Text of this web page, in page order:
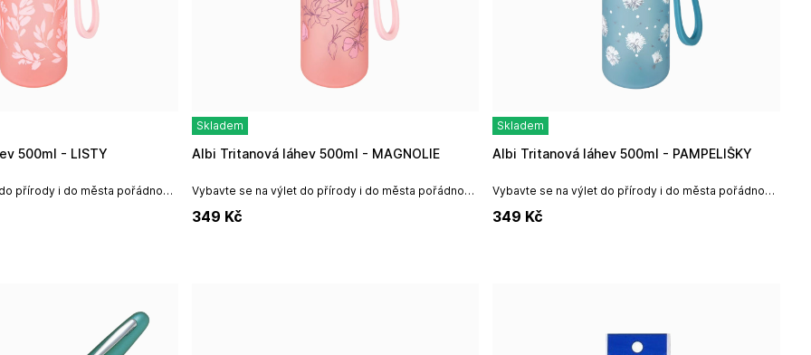
přírody i do města pořádnou
500ml - LISTY
Skladem
Vybavte se na výlet do přírody i do města pořádnou
si oblíbí dítě i...
Albi Tritanová láhev 500ml - MAGNOLIE
349 Kč
Skladem
Vybavte se na výlet do přírody i do města pořádnou
si oblíbí dítě i...
Albi Tritanová láhev 500ml - PAMPELIŠKY
349 Kč